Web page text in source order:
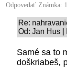
Odpovedať Známka:
Re:
Od: Jan Hus |
Samé sa to
doškriabeš,